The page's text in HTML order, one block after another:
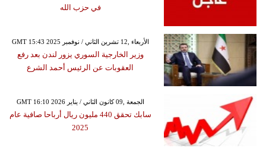
في حزب الله
GMT 15:43 2025 الأربعاء ,12 تشرين الثاني / نوفمبر
وزير الخارجية السوري يزور لندن بعد رفع
العقوبات عن الرئيس أحمد الشرع
GMT 16:10 2026 الجمعة ,09 كانون الثاني / يناير
سابك تحقق 440 مليون ريال أرباحا صافية عام
2025